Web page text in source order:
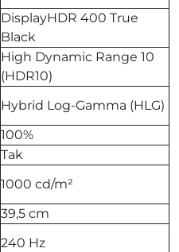
DisplayHDR 400 True
Black
High Dynamic Range 10
(HDR10)
Hybrid Log-Gamma (HLG)
100%
Tak
1000 cd/m²
39,5 cm
240 Hz